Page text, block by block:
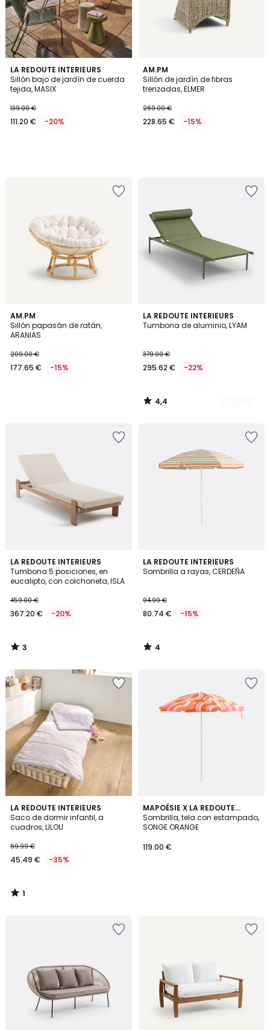
LA REDOUTE INTERIEURS
Sillón bajo de jardín de cuerda
tejida, MASIX
139.00 €
111.20 € -20%
AM.PM
Sillón de jardín de fibras
trenzadas, ELMER
269.00 €
228.65 € -15%
AM.PM
Sillón papasán de ratán,
ARANIAS
209.00 €
177.65 € -15%
LA REDOUTE INTERIEURS
Tumbona de aluminio, LYAM
379.00 €
295.62 € -22%
4,4
/ 5
2
Colores
4,4
/
LA REDOUTE INTERIEURS
Tumbona 5 posiciones, en
eucalipto, con colchoneta, ISLA
459.00 €
367.20 € -20%
3
/
5
3
/
LA REDOUTE INTERIEURS
Sombrilla a rayas, CERDEÑA
94.99 €
80.74 € -15%
4
/
4
/
LA REDOUTE INTERIEURS
Saco de dormir infantil, a
cuadros, LILOU
69.99 €
45.49 € -35%
1
/
5
1
/
MAPOÉSIE X LA REDOUTE
INTÉRIEURS
Sombrilla, tela con estampado,
SONGE ORANGE
119.00 €